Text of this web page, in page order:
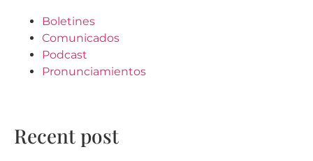
Boletines
Comunicados
Podcast
Pronunciamientos
Recent post